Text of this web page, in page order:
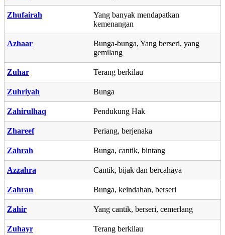
Zhufairah
Yang banyak mendapatkan
kemenangan
Azhaar
Bunga-bunga, Yang berseri, yang
gemilang
Zuhar Terang berkilau
Zuhriyah Bunga
Zahirulhaq Pendukung Hak
Zhareef Periang, berjenaka
Zahrah Bunga, cantik, bintang
Azzahra Cantik, bijak dan bercahaya
Zahran Bunga, keindahan, berseri
Zahir Yang cantik, berseri, cemerlang
Zuhayr Terang berkilau